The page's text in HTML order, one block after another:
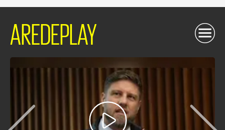
AREDEPLAY